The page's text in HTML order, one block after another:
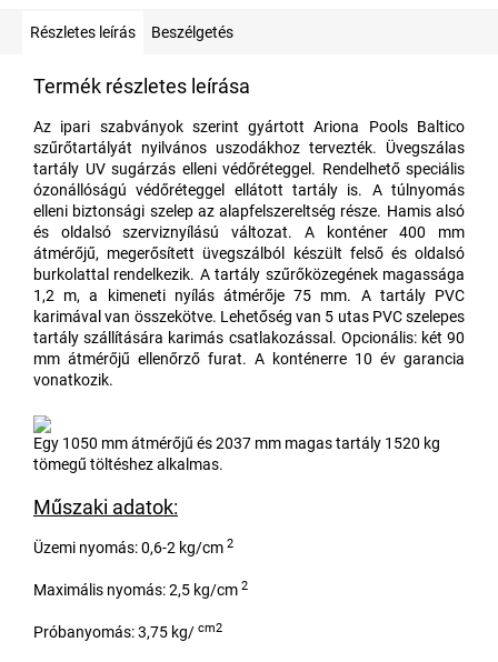
Részletes leírás Beszélgetés
Termék részletes leírása
Az ipari szabványok szerint gyártott Ariona Pools Baltico
szűrőtartályát nyilvános uszodákhoz tervezték. Üvegszálas
tartály UV sugárzás elleni védőréteggel. Rendelhető speciális
ózonállóságú védőréteggel ellátott tartály is. A túlnyomás
elleni biztonsági szelep az alapfelszereltség része. Hamis alsó
és oldalsó szerviznyílású változat. A konténer 400 mm
átmérőjű, megerősített üvegszálból készült felső és oldalsó
burkolattal rendelkezik. A tartály szűrőközegének magassága
1,2 m, a kimeneti nyílás átmérője 75 mm. A tartály PVC
karimával van összekötve. Lehetőség van 5 utas PVC szelepes
tartály szállítására karimás csatlakozással. Opcionális: két 90
mm átmérőjű ellenőrző furat. A konténerre 10 év garancia
vonatkozik.
Egy 1050 mm átmérőjű és 2037 mm magas tartály 1520 kg
tömegű töltéshez alkalmas.
Műszaki adatok:
Üzemi nyomás: 0,6-2 kg/cm 2
Maximális nyomás: 2,5 kg/cm 2
Próbanyomás: 3,75 kg/ cm2